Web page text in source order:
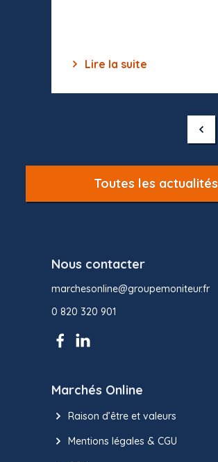
Lire la suite
Toutes les actualités
Nous contacter
marchesonline@groupemoniteur.fr
0 820 320 901
Marchés Online
Raison d’être et valeurs
Mentions légales & CGU